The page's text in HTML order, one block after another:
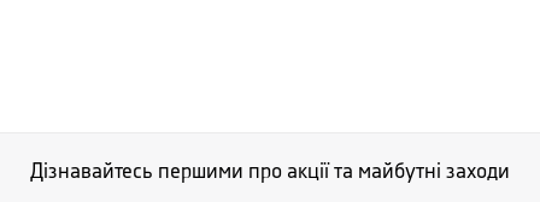
Дізнавайтесь першими про акції та майбутні заходи